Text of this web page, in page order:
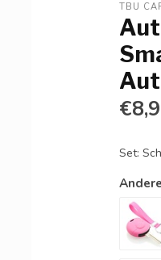
TBU
Set: